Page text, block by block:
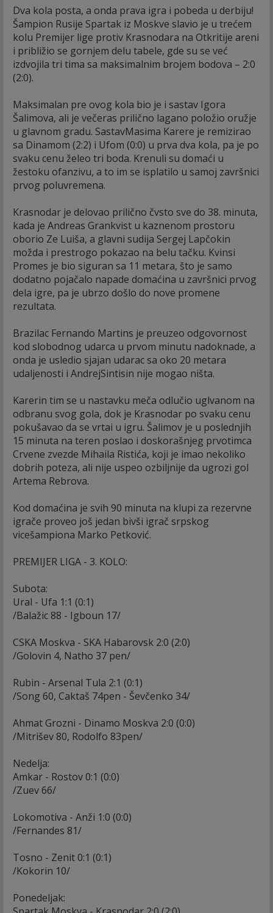
Dva kola posta, a onda prava igra i pobeda u derbiju!
Šampion Rusije Spartak iz Moskve slavio je u trećem
kolu Premijer lige protiv Krasnodara na Otkritije areni
i približio se gornjem delu tabele, gde su se već
izdvojila tri tima sa maksimalnim brojem bodova – 2:0
(2:0).
Maksimalan pre ovog kola bio je i sastav Igora
Šalimova, ali je večeras prilično lagano položio oružje
u glavnom gradu. SastavMasima Karere je remizirao
sa Dinamom (2:2) i Ufom (0:0) u prva dva kola, pa je po
svaku cenu želeo tri boda. Krenuli su domaći u
žestoku ofanzivu, a to im se isplatilo u samoj završnici
prvog poluvremena.
Krasnodar je delovao prilično čvsto sve do 38. minuta,
kada je Andreas Grankvist u kaznenom prostoru
oborio Ze Luiša, a glavni sudija Sergej Lapčokin
možda i prestrogo pokazao na belu tačku. Kvinsi
Promes je bio siguran sa 11 metara, što je samo
dodatno pojačalo napade domaćina u završnici prvog
dela igre, pa je ubrzo došlo do nove promene
rezultata.
Brazilac Fernando Martins je preuzeo odgovornost
kod slobodnog udarca u prvom minutu nadoknade, a
onda je usledio sjajan udarac sa oko 20 metara
udaljenosti i AndrejSintisin nije mogao ništa.
Karerin tim se u nastavku meča odlučio uglvanom na
odbranu svog gola, dok je Krasnodar po svaku cenu
pokušavao da se vrtai u igru. Šalimov je u poslednjih
15 minuta na teren poslao i doskorašnjeg prvotimca
Crvene zvezde Mihaila Ristića, koji je imao nekoliko
dobrih poteza, ali nije uspeo ozbiljnije da ugrozi gol
Artema Rebrova.
Kod domaćina je svih 90 minuta na klupi za rezervne
igrače proveo još jedan bivši igrač srpskog
vicešampiona Marko Petković.
PREMIJER LIGA - 3. KOLO:
Subota:
Ural - Ufa 1:1 (0:1)
/Balažic 88 - Igboun 17/
CSKA Moskva - SKA Habarovsk 2:0 (2:0)
/Golovin 4, Natho 37 pen/
Rubin - Arsenal Tula 2:1 (0:1)
/Song 60, Caktaš 74pen - Ševčenko 34/
Ahmat Grozni - Dinamo Moskva 2:0 (0:0)
/Mitrišev 80, Rodolfo 83pen/
Nedelja:
Amkar - Rostov 0:1 (0:0)
/Zuev 66/
Lokomotiva - Anži 1:0 (0:0)
/Fernandes 81/
Tosno - Zenit 0:1 (0:1)
/Kokorin 10/
Ponedeljak: